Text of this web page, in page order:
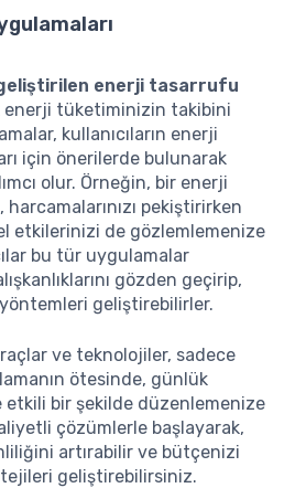
enerji tasarrufu
enerji tüketiminizin takibini
kullanıcıların enerji
için önerilerde bulunarak
olur. Örneğin, bir enerji
pekiştirirken
etkilerinizi de gözlemlemenize
bu tür uygulamalar
gözden geçirip,
geliştirebilirler.
ve teknolojiler, sadece
ötesinde, günlük
etkili bir şekilde düzenlemenize
çözümlerle başlayarak,
artırabilir ve bütçenizi
geliştirebilirsiniz.